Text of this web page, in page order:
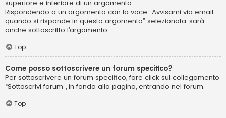
superiore e inferiore di un argomento.
Rispondendo a un argomento con la voce “Avvisami via email
quando si risponde in questo argomento” selezionata, sarà
anche sottoscritto l’argomento.
Top
Come posso sottoscrivere un forum specifico?
Per sottoscrivere un forum specifico, fare click sul collegamento
“Sottoscrivi forum”, in fondo alla pagina, entrando nel forum.
Top